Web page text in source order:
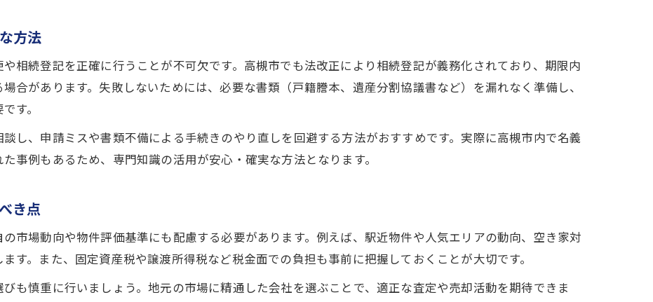
方法
相続登記を正確に行うことが不可欠です。高槻市でも法改正により相続登記が義務化されており、期限内
合があります。失敗しないためには、必要な書類（戸籍謄本、遺産分割協議書など）を漏れなく準備し、
す。
し、申請ミスや書類不備による手続きのやり直しを回避する方法がおすすめです。実際に高槻市内で名義
事例もあるため、専門知識の活用が安心・確実な方法となります。
き点
市場動向や物件評価基準にも配慮する必要があります。例えば、駅近物件や人気エリアの動向、空き家対
す。また、固定資産税や譲渡所得税など税金面での負担も事前に把握しておくことが大切です。
も慎重に行いましょう。地元の市場に精通した会社を選ぶことで、適正な査定や売却活動を期待できま